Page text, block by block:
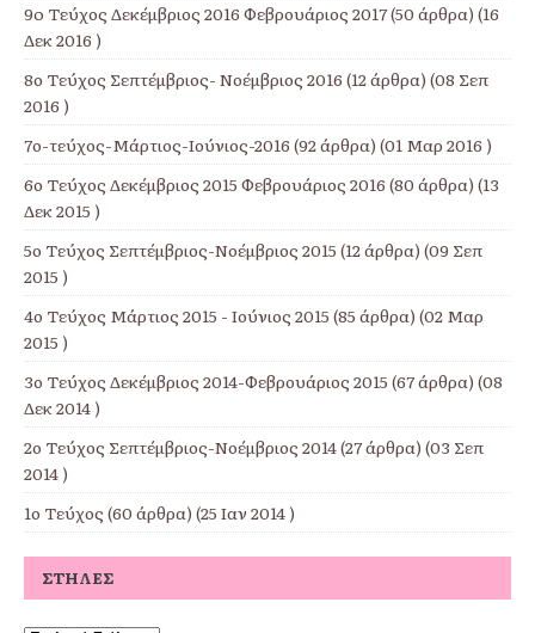
9o Τεύχος Δεκέμβριος 2016 Φεβρουάριος 2017(50 άρθρα) (16
Δεκ 2016 )
8ο Τεύχος Σεπτέμβριος- Νοέμβριος 2016 (12 άρθρα) (08 Σεπ
2016 )
7ο-τεύχος-Μάρτιος-Ιούνιος-2016 (92 άρθρα) (01 Μαρ 2016 )
6ο Τεύχος Δεκέμβριος 2015 Φεβρουάριος 2016 (80 άρθρα) (13
Δεκ 2015 )
5ο Τεύχος Σεπτέμβριος-Νοέμβριος 2015 (12 άρθρα) (09 Σεπ
2015 )
4ο Τεύχος Μάρτιος 2015 - Ιούνιος 2015 (85 άρθρα) (02 Μαρ
2015 )
3ο Τεύχος Δεκέμβριος 2014-Φεβρουάριος 2015 (67 άρθρα) (08
Δεκ 2014 )
2ο Τεύχος Σεπτέμβριος-Νοέμβριος 2014(27 άρθρα) (03 Σεπ
2014 )
1ο Τεύχος (60 άρθρα) (25 Ιαν 2014 )
ΣΤΉΛΕΣ